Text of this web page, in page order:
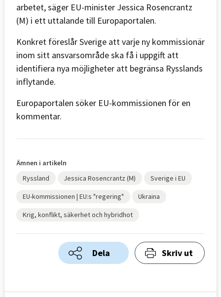
arbetet, säger EU-minister Jessica Rosencrantz
(M) i ett uttalande till Europaportalen.
Konkret föreslår Sverige att varje ny kommissionär
inom sitt ansvarsområde ska få i uppgift att
identifiera nya möjligheter att begränsa Rysslands
inflytande.
Europaportalen söker EU-kommissionen för en
kommentar.
Ämnen i artikeln
Ryssland
Jessica Rosencrantz (M) Sverige i EU
EU-kommissionen | EU:s "regering" Ukraina
Krig, konflikt, säkerhet och hybridhot
Dela Skriv ut